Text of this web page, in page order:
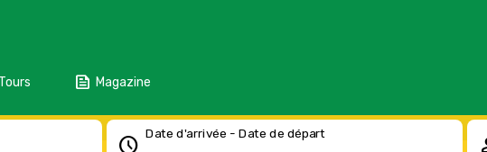
Tours feed Magazine
schedule Date d'arrivée - Date de départ